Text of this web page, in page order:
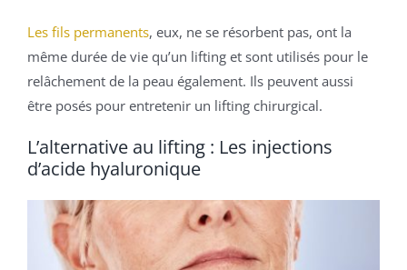
Les fils permanents, eux, ne se résorbent pas, ont la
même durée de vie qu’un lifting et sont utilisés pour le
relâchement de la peau également. Ils peuvent aussi
être posés pour entretenir un lifting chirurgical.
L’alternative au lifting : Les injections
d’acide hyaluronique